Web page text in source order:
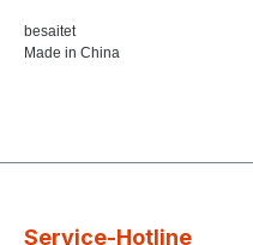
besaitet
Made in China
Service-Hotline